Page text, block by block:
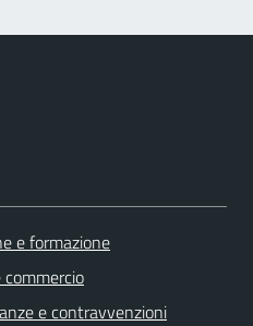
e formazione
commercio
e contravvenzioni